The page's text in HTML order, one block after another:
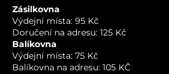
VÁŠ E-MAIL
Zásilkovna
Výdejní místa: 95 Kč
Doručení na adresu: 125 Kč
Balíkovna
Výdejní místa: 75 Kč
Balíkovna na adresu: 105 KČ